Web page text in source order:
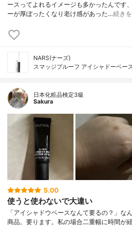
ースってよれるイメージも多かったんです
ーが厚ぼったくなり老け感があった…続き
NARS(ナーズ)
スマッジプルーフ アイシャドーベー
日本化粧品検定3級
Sakura
5.00
使うと使わないで大違い
「アイシャドウベースなんて要るの？」な
商品。要ります。私の場合二重幅に時間が